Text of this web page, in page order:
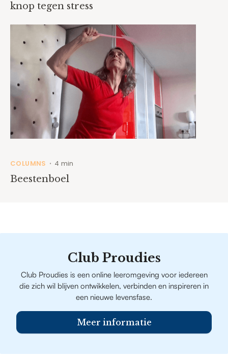
knop tegen stress
COLUMNS • 4 min
Beestenboel
Club Proudies
Club Proudies is een online leeromgeving voor iedereen
die zich wil blijven ontwikkelen, verbinden en inspireren in
een nieuwe levensfase.
Meer informatie